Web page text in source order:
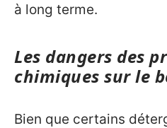
à long terme.
Les dangers des
chimiques sur le
Bien que certains